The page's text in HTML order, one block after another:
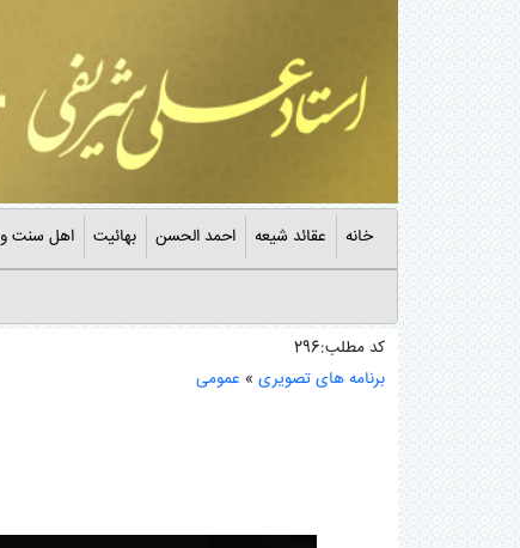
خانه عقائد شیعه احمد الحسن بهائیت اهل سنت
کد مطلب:296
برنامه های تصویری » عمومی